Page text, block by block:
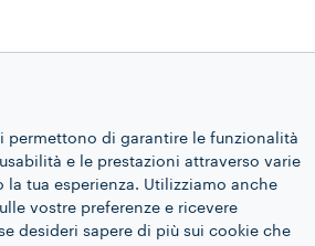
Per esempio, nella
ritraggono Giuseppe
legame di fiducia e
permettono di garantire le funzionalità
e le prestazioni attraverso varie
tua esperienza. Utilizziamo anche
vostre preferenze e ricevere
desideri sapere di più sui cookie che